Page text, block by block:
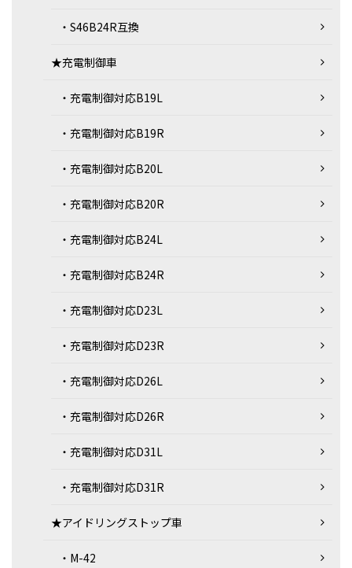
・S46B24R互換
★充電制御車
・充電制御対応B19L
・充電制御対応B19R
・充電制御対応B20L
・充電制御対応B20R
・充電制御対応B24L
・充電制御対応B24R
・充電制御対応D23L
・充電制御対応D23R
・充電制御対応D26L
・充電制御対応D26R
・充電制御対応D31L
・充電制御対応D31R
★アイドリングストップ車
・M-42